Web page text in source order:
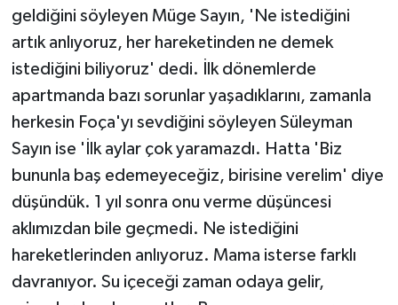
geldiğini söyleyen Müge Sayın, 'Ne istediğini
artık anlıyoruz, her hareketinden ne demek
istediğini biliyoruz' dedi. İlk dönemlerde
apartmanda bazı sorunlar yaşadıklarını, zamanla
herkesin Foça'yı sevdiğini söyleyen Süleyman
Sayın ise 'İlk aylar çok yaramazdı. Hatta 'Biz
bununla baş edemeyeceğiz, birisine verelim' diye
düşündük. 1 yıl sonra onu verme düşüncesi
aklımızdan bile geçmedi. Ne istediğini
hareketlerinden anlıyoruz. Mama isterse farklı
davranıyor. Su içeceği zaman odaya gelir,